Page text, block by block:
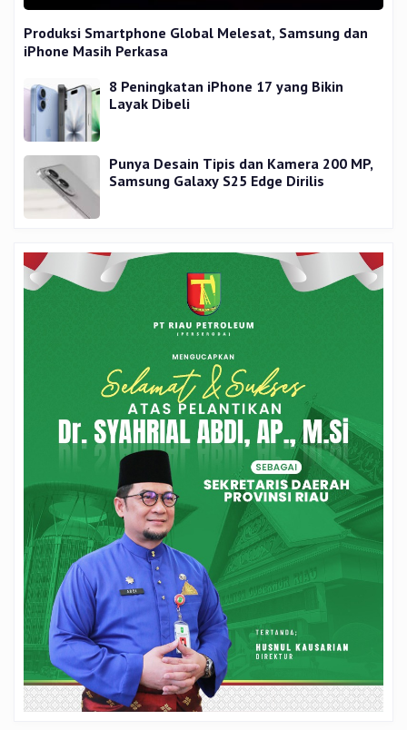
Produksi Smartphone Global Melesat, Samsung dan
iPhone Masih Perkasa
8 Peningkatan iPhone 17 yang Bikin
Layak Dibeli
Punya Desain Tipis dan Kamera 200 MP,
Samsung Galaxy S25 Edge Dirilis